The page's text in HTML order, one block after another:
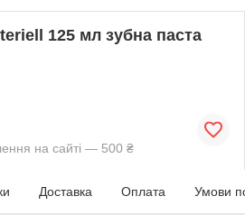
125 мл зубна паста
на сайті — 500 ₴
Доставка Оплата Умови